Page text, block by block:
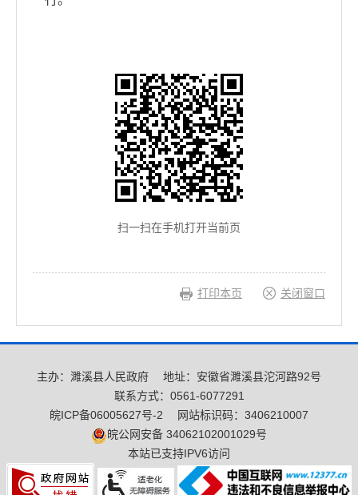
扫一扫在手机打开当前页
打印本页 关闭窗口
主办：濉溪县人民政府
地址：安徽省濉溪县沱河路92号
联系方式：0561-6077291
皖ICP备06005627号-2
网站标识码：3406210007
皖公网安备 34062102001029号
本站已支持IPV6访问